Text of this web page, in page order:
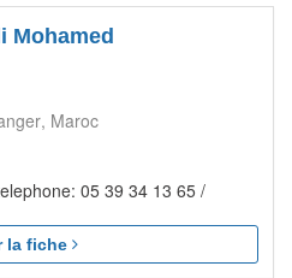
Mohamed
Maroc
05 39 34 13 65 /
la fiche